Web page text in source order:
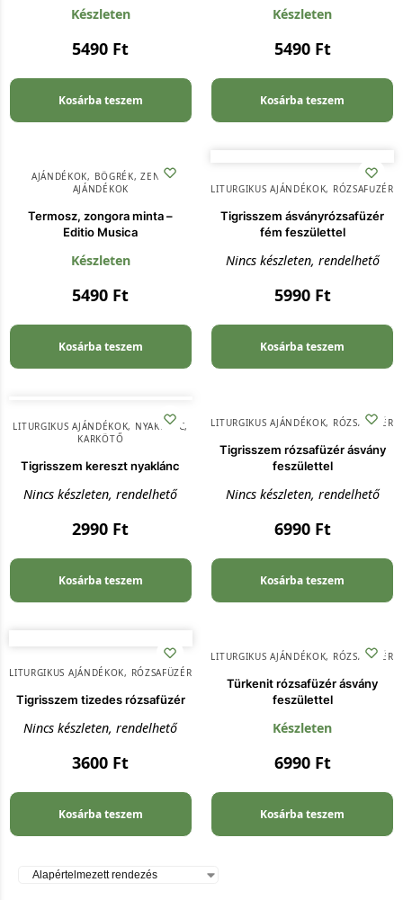
Készleten
5490 Ft
Kosárba teszem
Készleten
5490 Ft
Kosárba teszem
AJÁNDÉKOK, BÖGRÉK,ZENEI
AJÁNDÉKOK
Termosz, zongora minta –
Editio Musica
Készleten
5490 Ft
Kosárba teszem
LITURGIKUS AJÁNDÉKOK, RÓZSAFÜZÉR
Tigrisszem ásványrózsafüzér
fém feszülettel
Nincs készleten, rendelhető
5990 Ft
Kosárba teszem
LITURGIKUS AJÁNDÉKOK, NYAKLÁNC,
KARKÖTŐ
Tigrisszem kereszt nyaklánc
Nincs készleten, rendelhető
2990 Ft
Kosárba teszem
LITURGIKUS AJÁNDÉKOK, RÓZSAFÜZÉR
Tigrisszem rózsafüzér ásvány
feszülettel
Nincs készleten, rendelhető
6990 Ft
Kosárba teszem
LITURGIKUS AJÁNDÉKOK, RÓZSAFÜZÉR
Tigrisszem tizedes rózsafüzér
Nincs készleten, rendelhető
3600 Ft
Kosárba teszem
LITURGIKUS AJÁNDÉKOK, RÓZSAFÜZÉR
Türkenit rózsafüzér ásvány
feszülettel
Készleten
6990 Ft
Kosárba teszem